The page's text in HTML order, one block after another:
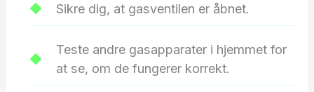
Sikre dig, at gasventilen er åbnet.
Teste andre gasapparater i hjemmet for
at se, om de fungerer korrekt.